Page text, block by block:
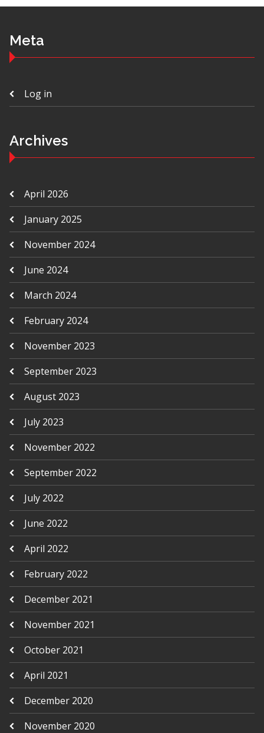
Meta
Log in
Archives
April 2026
January 2025
November 2024
June 2024
March 2024
February 2024
November 2023
September 2023
August 2023
July 2023
November 2022
September 2022
July 2022
June 2022
April 2022
February 2022
December 2021
November 2021
October 2021
April 2021
December 2020
November 2020